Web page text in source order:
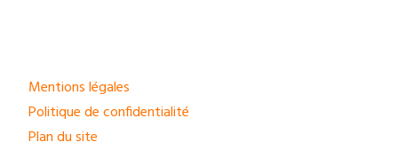
Mentions légales
Politique de confidentialité
Plan du site